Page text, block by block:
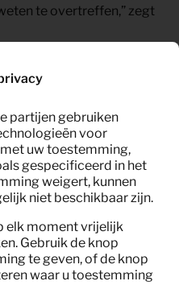
te overtreffen,” zegt
de gemeente ervaarde
inrichting van de
aan KeyPro, wat
partijen gebruiken
voor
uw toestemming,
gespecificeerd in het
weigert, kunnen
niet beschikbaar zijn.
elk moment vrijelijk
Gebruik de knop
te geven, of de knop
waar u toestemming